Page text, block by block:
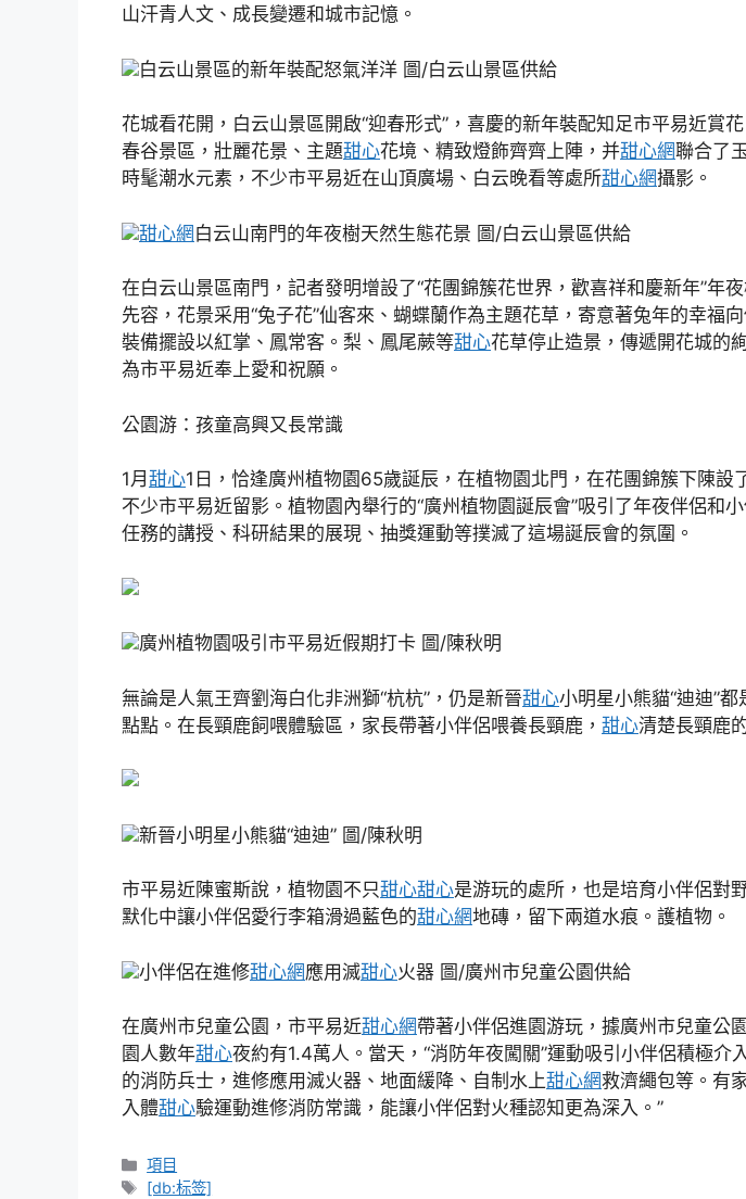
山汗青人文、成長變遷和城市記憶。
白云山景區的新年裝配怒氣洋洋 圖/白云山景區供給
花城看花開，白云山景區開啟“迎春形式”，喜慶的新年裝配知足市平易近賞
春谷景區，壯麗花景、主題甜心花境、精致燈飾齊齊上陣，并甜心網聯合了
時髦潮水元素，不少市平易近在山頂廣場、白云晚看等處所甜心網攝影。
甜心網 白云山南門的年夜樹天然生態花景 圖/白云山景區供給
在白云山景區南門，記者發明增設了“花團錦簇花世界，歡喜祥和慶新年”年
先容，花景采用“兔子花”仙客來、蝴蝶蘭作為主題花草，寄意著兔年的幸福
裝備擺設以紅掌、鳳常客。梨、鳳尾蕨等甜心花草停止造景，傳遞開花城的
為市平易近奉上愛和祝願。
公園游：孩童高興又長常識
1月 甜心1日，恰逢廣州植物園65歲誕辰，在植物園北門，在花團錦簇下陳設
不少市平易近留影。植物園內舉行的“廣州植物園誕辰會”吸引了年夜伴侶和
任務的講授、科研結果的展現、抽獎運動等撲滅了這場誕辰會的氛圍。
廣州植物園吸引市平易近假期打卡 圖/陳秋明
無論是人氣王齊劉海白化非洲獅“杭杭”，仍是新晉甜心小明星小熊貓“迪迪”
點點。在長頸鹿飼喂體驗區，家長帶著小伴侶喂養長頸鹿， 甜心清楚長頸鹿
新晉小明星小熊貓“迪迪” 圖/陳秋明
市平易近陳蜜斯說，植物園不只甜心甜心是游玩的處所，也是培育小伴侶對
默化中讓小伴侶愛行李箱滑過藍色的甜心網地磚，留下兩道水痕。護植物。
小伴侶在進修甜心網應用滅甜心火器 圖/廣州市兒童公園供給
在廣州市兒童公園，市平易近甜心網帶著小伴侶進園游玩，據廣州市兒童公
園人數年甜心夜約有1.4萬人。當天，“消防年夜闖關”運動吸引小伴侶積極介
的消防兵士，進修應用滅火器、地面緩降、自制水上甜心網救濟繩包等。有
入體甜心驗運動進修消防常識，能讓小伴侶對火種認知更為深入。”
分
類
項目
標
[db:标签]